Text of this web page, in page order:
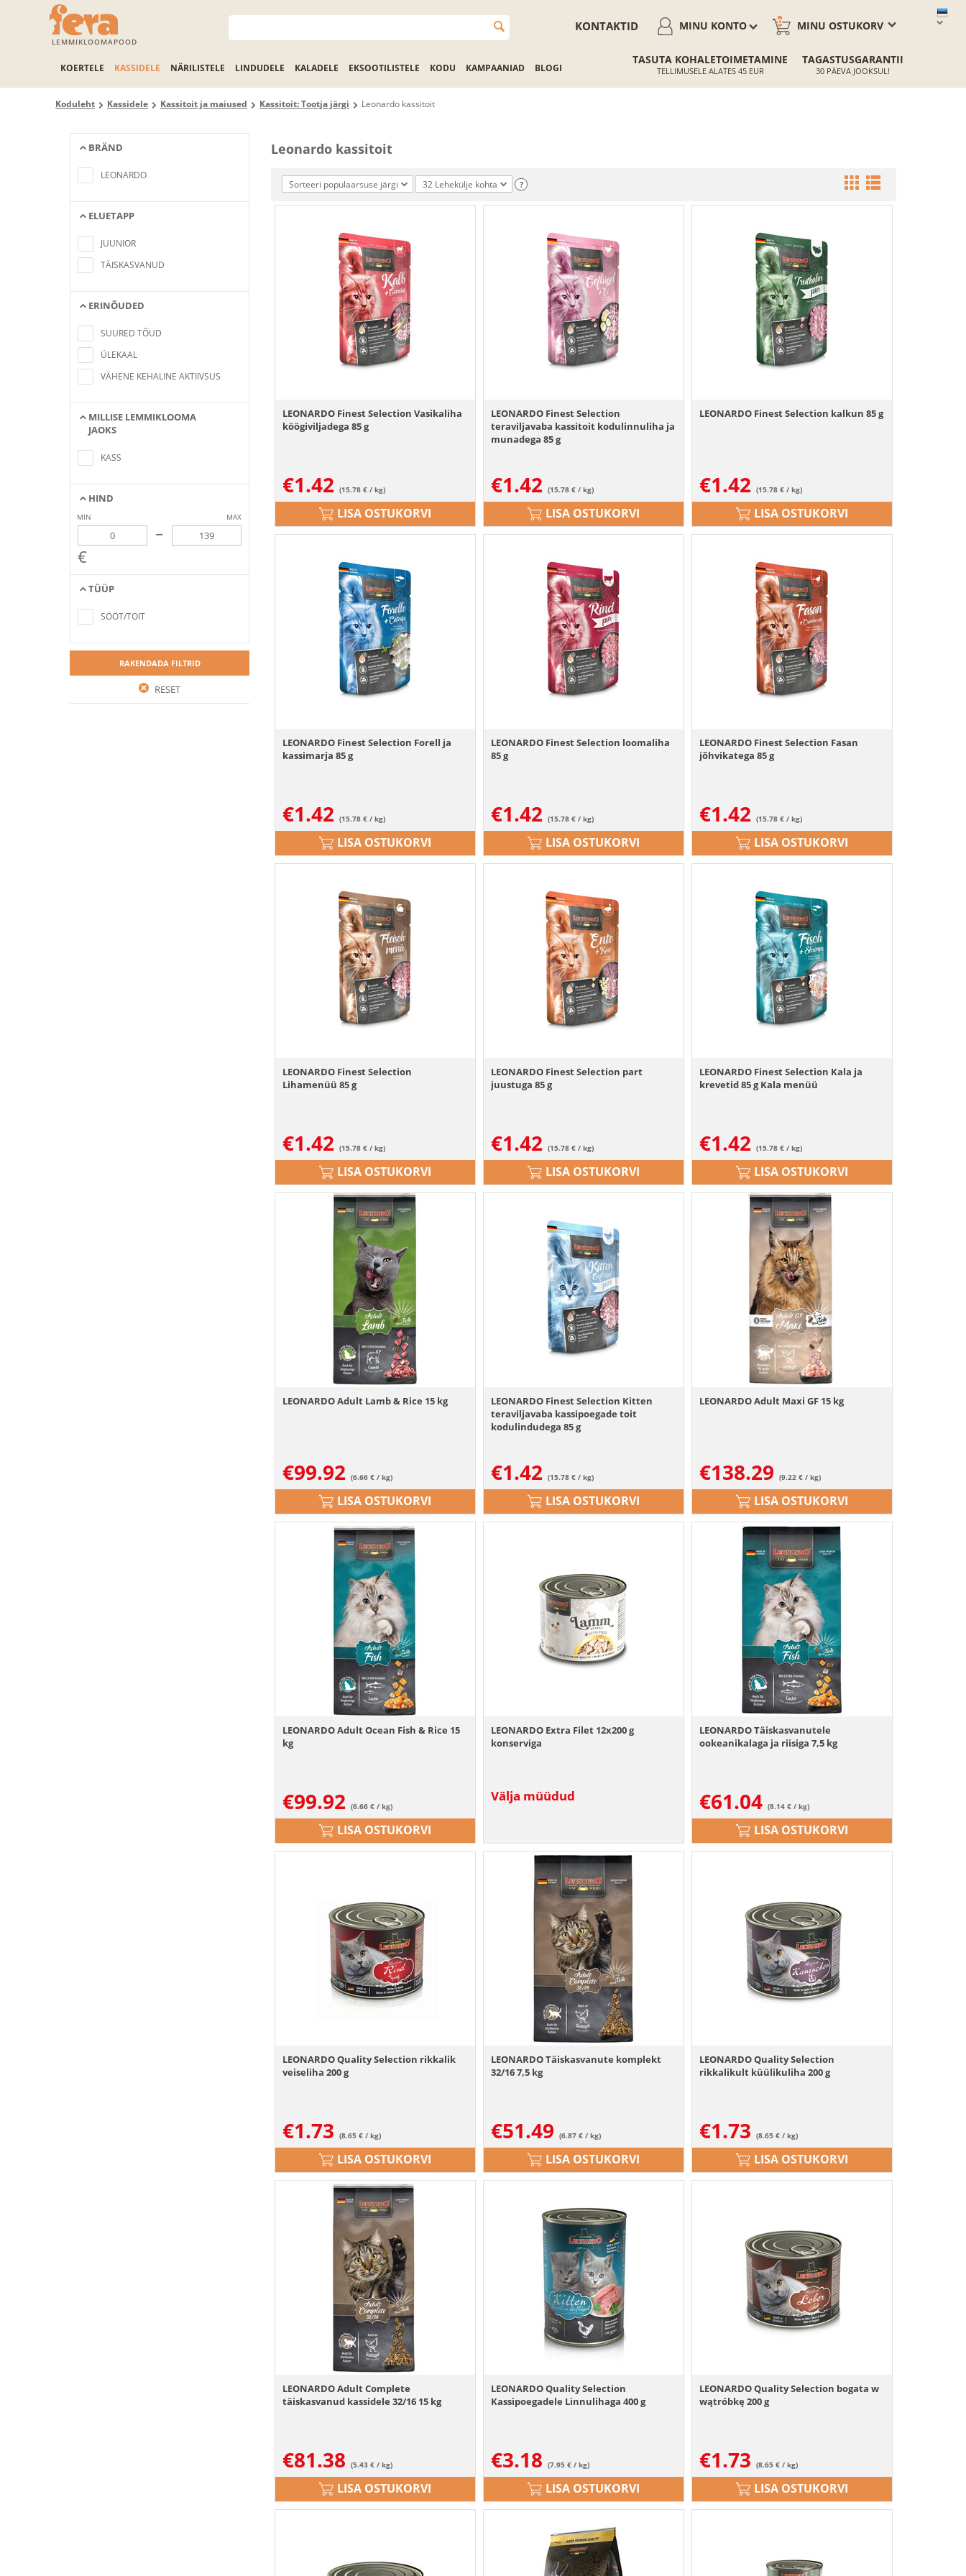
LEMMIKLOOMAPOOD
MINU OSTUKORV
0
MINU KONTO
KONTAKTID
KOERTELE KASSIDELE NÄRILISTELE LINDUDELE KALADELE EKSOOTILISTELE KODU KAMPAANIAD BLOGI
TASUTA KOHALETOIMETAMINE
TELLIMUSELE ALATES 45 EUR
TAGASTUSGARANTII
30 PÄEVA JOOKSUL!
Koduleht Kassidele Kassitoit ja maiused Kassitoit: Tootja järgi Leonardo kassitoit
BRÄND
criteria
LEONARDO
ELUETAPP
JUUNIOR
TÄISKASVANUD
ERINÕUDED
criteria
SUURED TÕUD
ÜLEKAAL
VÄHENE KEHALINE AKTIIVSUS
MILLISE LEMMIKLOOMA
JAOKS
KASS
HIND
MIN MAX
–
€
TÜÜP
criteria
SÖÖT/TOIT
RAKENDADA FILTRID
RESET
Leonardo kassitoit
Sorteeri populaarsuse järgi 32 Lehekülje kohta ?
LEONARDO Finest Selection Vasikaliha
köögiviljadega 85 g
€1.42 (15.78 € / kg)
LISA OSTUKORVI
LEONARDO Finest Selection
teraviljavaba kassitoit kodulinnuliha ja
munadega 85 g
€1.42 (15.78 € / kg)
LISA OSTUKORVI
LEONARDO Finest Selection kalkun 85 g
€1.42 (15.78 € / kg)
LISA OSTUKORVI
LEONARDO Finest Selection Forell ja
kassimarja 85 g
€1.42 (15.78 € / kg)
LISA OSTUKORVI
LEONARDO Finest Selection loomaliha
85 g
€1.42 (15.78 € / kg)
LISA OSTUKORVI
LEONARDO Finest Selection Fasan
jõhvikatega 85 g
€1.42 (15.78 € / kg)
LISA OSTUKORVI
LEONARDO Finest Selection
Lihamenüü 85 g
€1.42 (15.78 € / kg)
LISA OSTUKORVI
LEONARDO Finest Selection part
juustuga 85 g
€1.42 (15.78 € / kg)
LISA OSTUKORVI
LEONARDO Finest Selection Kala ja
krevetid 85 g Kala menüü
€1.42 (15.78 € / kg)
LISA OSTUKORVI
LEONARDO Adult Lamb & Rice 15 kg
€99.92 (6.66 € / kg)
LISA OSTUKORVI
LEONARDO Finest Selection Kitten
teraviljavaba kassipoegade toit
kodulindudega 85 g
€1.42 (15.78 € / kg)
LISA OSTUKORVI
LEONARDO Adult Maxi GF 15 kg
€138.29 (9.22 € / kg)
LISA OSTUKORVI
LEONARDO Adult Ocean Fish & Rice 15
kg
€99.92 (6.66 € / kg)
LISA OSTUKORVI
LEONARDO Extra Filet 12x200 g
konserviga
Välja müüdud
LEONARDO Täiskasvanutele
ookeanikalaga ja riisiga 7,5 kg
€61.04 (8.14 € / kg)
LISA OSTUKORVI
LEONARDO Quality Selection rikkalik
veiseliha 200 g
€1.73 (8.65 € / kg)
LISA OSTUKORVI
LEONARDO Täiskasvanute komplekt
32/16 7,5 kg
€51.49 (6.87 € / kg)
LISA OSTUKORVI
LEONARDO Quality Selection
rikkalikult küülikuliha 200 g
€1.73 (8.65 € / kg)
LISA OSTUKORVI
LEONARDO Adult Complete
täiskasvanud kassidele 32/16 15 kg
€81.38 (5.43 € / kg)
LISA OSTUKORVI
LEONARDO Quality Selection
Kassipoegadele Linnulihaga 400 g
€3.18 (7.95 € / kg)
LISA OSTUKORVI
LEONARDO Quality Selection bogata w
wątróbkę 200 g
€1.73 (8.65 € / kg)
LISA OSTUKORVI